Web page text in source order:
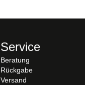
Service
Beratung
Rückgabe
Versand